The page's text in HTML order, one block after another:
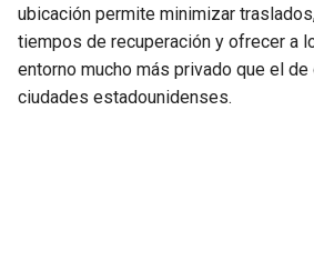
ubicación permite minimizar
tiempos de recuperación y ofrecer a
entorno mucho más privado que el
ciudades estadounidenses.